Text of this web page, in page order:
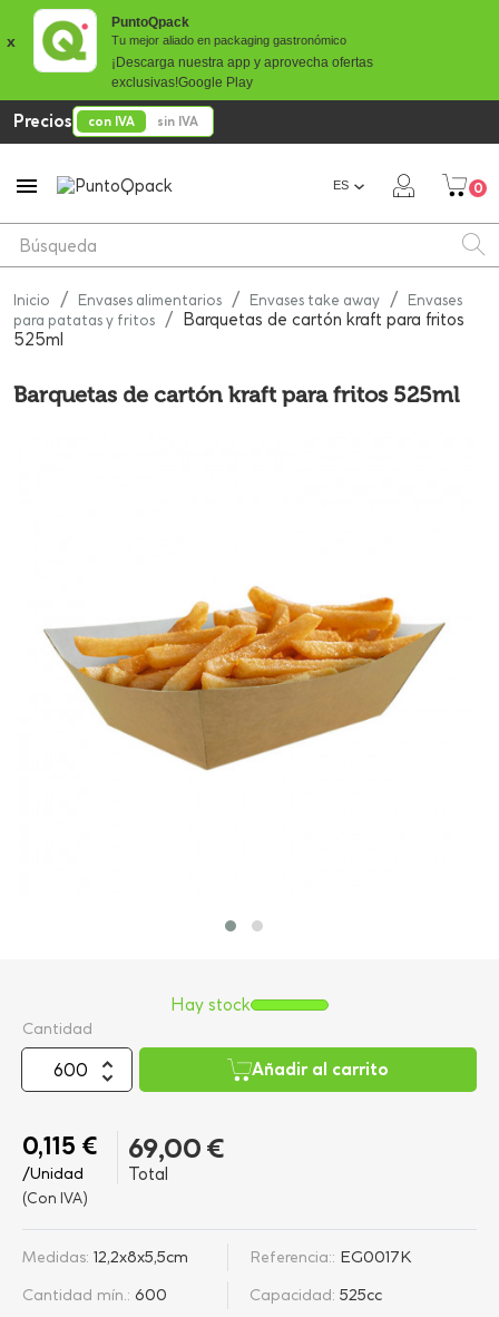
x
PuntoQpack
Tu mejor aliado en packaging gastronómico
¡Descarga nuestra app y aprovecha ofertas
exclusivas!Google Play
Precios con IVA sin IVA
 ES 0
Inicio Envases alimentarios Envases take away
Envases
para patatas y fritos
Barquetas de cartón kraft para fritos
525ml
Barquetas de cartón kraft para fritos 525ml
0,115 €
/Unidad
(Con IVA)
69,00 €
Total
Cantidad
Añadir al carrito
Medidas: 12,2x8x5,5cm Referencia:: EG0017K
Cantidad mín.: 600 Capacidad: 525cc
Hay stock